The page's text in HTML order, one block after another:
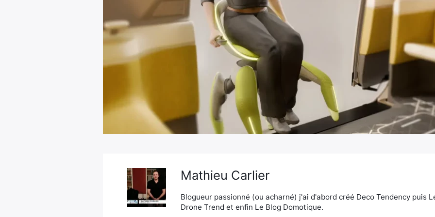
Mathieu Carlier
Blogueur passionné (ou acharné) j'ai d'abord créé Deco Tendency puis
Drone Trend et enfin Le Blog Domotique.